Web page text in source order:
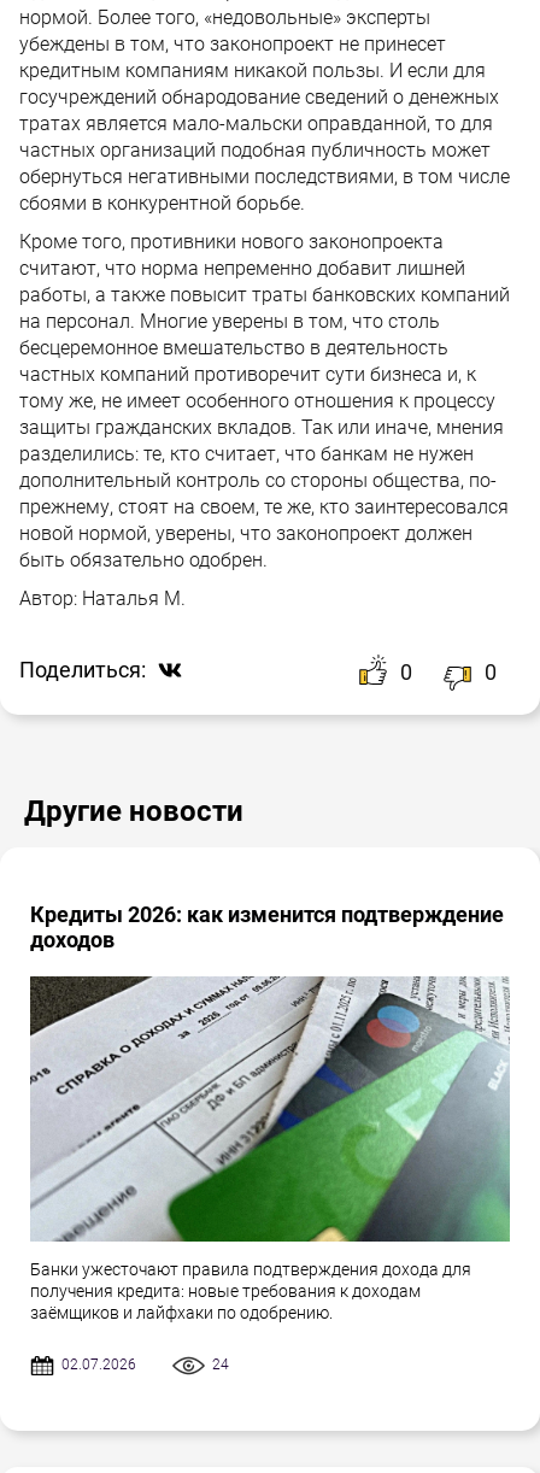
нормой. Более того, «недовольные» эксперты
убеждены в том, что законопроект не принесет
кредитным компаниям никакой пользы. И если для
госучреждений обнародование сведений о денежных
тратах является мало-мальски оправданной, то для
частных организаций подобная публичность может
обернуться негативными последствиями, в том числе
сбоями в конкурентной борьбе.
Кроме того, противники нового законопроекта
считают, что норма непременно добавит лишней
работы, а также повысит траты банковских компаний
на персонал. Многие уверены в том, что столь
бесцеремонное вмешательство в деятельность
частных компаний противоречит сути бизнеса и, к
тому же, не имеет особенного отношения к процессу
защиты гражданских вкладов. Так или иначе, мнения
разделились: те, кто считает, что банкам не нужен
дополнительный контроль со стороны общества, по-
прежнему, стоят на своем, те же, кто заинтересовался
новой нормой, уверены, что законопроект должен
быть обязательно одобрен.
Автор: Наталья М.
Поделиться: 0 0
Другие новости
Кредиты 2026: как изменится подтверждение
доходов
Банки ужесточают правила подтверждения дохода для
получения кредита: новые требования к доходам
заёмщиков и лайфхаки по одобрению.
02.07.2026 24